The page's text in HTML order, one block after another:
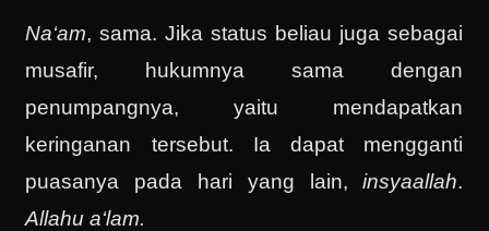
Na‘am, sama. Jika status beliau juga sebagai
musafir, hukumnya sama dengan
penumpangnya, yaitu mendapatkan
keringanan tersebut. Ia dapat mengganti
puasanya pada hari yang lain,insyaallah.
Allahu a‘lam.